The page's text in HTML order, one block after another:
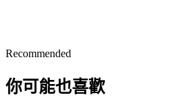
Recommended
你可能也喜歡